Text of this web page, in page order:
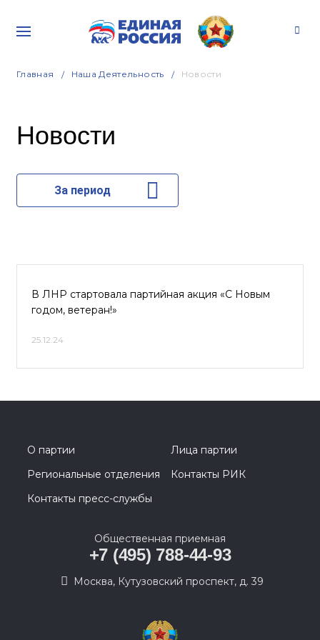
Главная Наша Деятельность Новости
Новости
За период
В ЛНР стартовала партийная акция «С Новым
годом, ветеран!»
25.12.24
О партии
Лица партии
Региональные отделения
Контакты РИК
Контакты пресс-службы
Общественная приемная
+7 (495) 788-44-93
Москва, Кутузовский проспект, д. 39